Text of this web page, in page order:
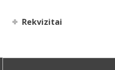
Rekvizitai